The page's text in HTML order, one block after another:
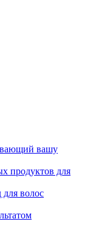
вашу
продуктов для
волос